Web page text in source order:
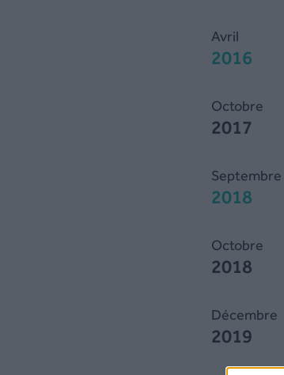
Avril
2016
Octobre
2017
Septembre
2018
Octobre
2018
Décembre
2019